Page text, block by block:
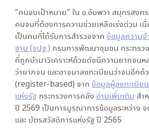
"คนจนเป้าหมาย" ใน อ.อัมพวา สมุทรสงค
คนจนที่ต้องการความช่วยเหลือเร่งด่วน เ
เป็นคนที่ได้รับการสำรวจจาก ข้อมูลความจ
ฐาน (จปฐ.) กรมการพัฒนาชุมชน กระทรว
ที่ถูกนำมาวิเคราะห์ด้วยดัชนีความยากจนห
ว่ายากจน และอาจมาลงทะเบียนว่าจนอีกด้
(register-based) จาก ข้อมูลผู้ลงทะเบีย
แห่งรัฐ กระทรวงการคลัง อ่านเพิ่มเติม สำ
ปี 2569 เป็นการบูรณาการข้อมูลระหว่าง
และ บัตรสวัสดิการแห่งรัฐ ปี 2565